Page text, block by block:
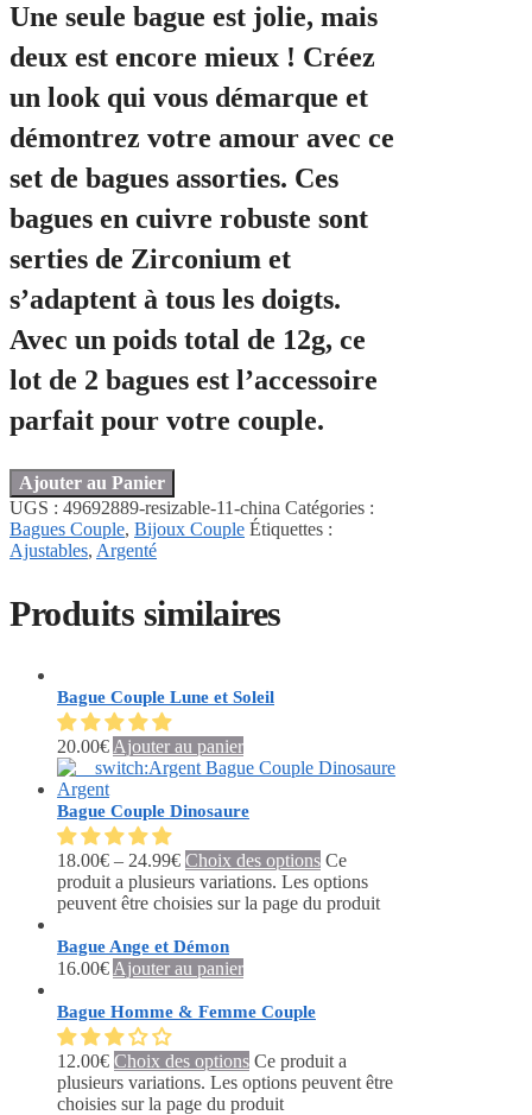
Une seule bague est jolie, mais
deux est encore mieux ! Créez
un look qui vous démarque et
démontrez votre amour avec ce
set de bagues assorties. Ces
bagues en cuivre robuste sont
serties de Zirconium et
s’adaptent à tous les doigts.
Avec un poids total de 12g, ce
lot de 2 bagues est l’accessoire
parfait pour votre couple.
Ajouter au Panier
UGS : 49692889-resizable-11-china Catégories :
Bagues Couple, Bijoux Couple Étiquettes :
Ajustables, Argenté
Produits similaires
Bague Couple Lune et Soleil
20.00€ Ajouter au panier
Bague Couple Dinosaure
18.00€ – 24.99€ Choix des options Ce
produit a plusieurs variations. Les options
peuvent être choisies sur la page du produit
Bague Ange et Démon
16.00€ Ajouter au panier
Bague Homme & Femme Couple
12.00€ Choix des options Ce produit a
plusieurs variations. Les options peuvent être
choisies sur la page du produit